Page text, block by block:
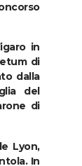
in
di
dalla
del
di
Lyon,
In